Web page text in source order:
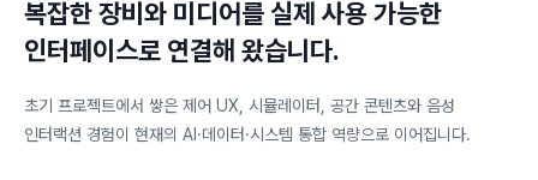
복잡한 장비와 미디어를 실제 사용 가능한
인터페이스로 연결해 왔습니다.
초기 프로젝트에서 쌓은 제어 UX, 시뮬레이터, 공간 콘텐츠와 음성
인터랙션 경험이 현재의 AI·데이터·시스템 통합 역량으로 이어집니다.